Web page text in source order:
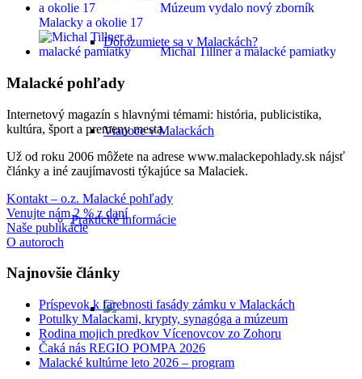
Dorozumiete sa v Malackách?
Vianoce v Malackách
Praktické informácie
Múzeum vydalo nový zborník
Malacky a okolie 17
Michal Tillner a malacké pamiatky
Malacké pohľady
Internetový magazín s hlavnými témami: história, publicistika,
kultúra, šport a premeny mesta.
Už od roku 2006 môžete na adrese www.malackepohlady.sk nájsť
články a iné zaujímavosti týkajúce sa Malaciek.
Kontakt – o.z. Malacké pohľady
Venujte nám 2 % z daní
Naše publikácie
O autoroch
Najnovšie články
Príspevok k farebnosti fasády zámku v Malackách
Potulky Malackami, krypty, synagóga a múzeum
Rodina mojich predkov Vícenovcov zo Zohoru
Čaká nás REGIO POMPA 2026
Malacké kultúrne leto 2026 – program